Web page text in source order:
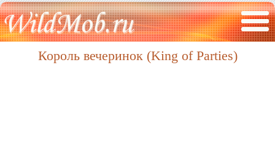
Король вечеринок (King of Parties)